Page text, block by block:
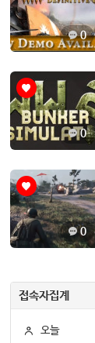
0
0
0
접속자집계
오늘